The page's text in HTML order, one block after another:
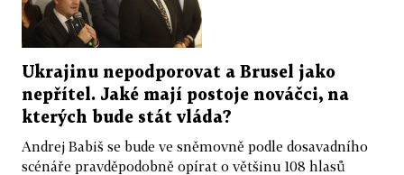
Ukrajinu nepodporovat a Brusel jako
nepřítel. Jaké mají postoje nováčci, na
kterých bude stát vláda?
Andrej Babiš se bude ve sněmovně podle dosavadního
scénáře pravděpodobně opírat o většinu 108 hlasů